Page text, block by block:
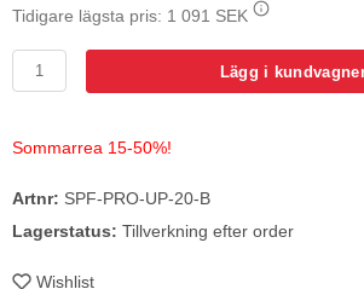
Tidigare lägsta pris: 1 091 SEK
Lägg i
Sommarrea 15-50%!
Artnr: SPF-PRO-UP-20-B
Lagerstatus: Tillverkning efter order
Wishlist